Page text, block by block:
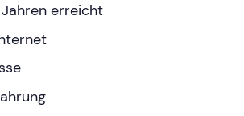
erreicht